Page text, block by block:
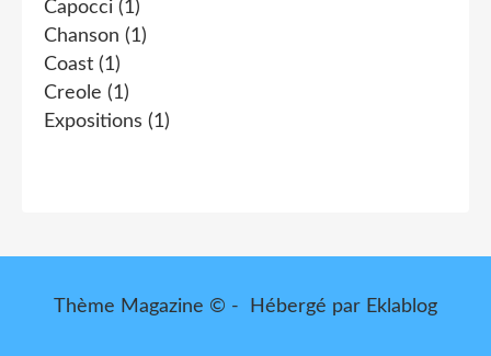
Capocci (1)
Chanson (1)
Coast (1)
Creole (1)
Expositions (1)
Thème Magazine © - Hébergé par Eklablog